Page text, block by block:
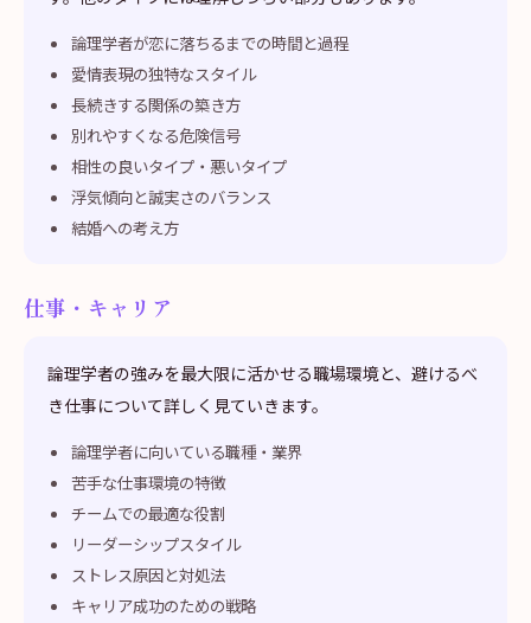
論理学者が恋に落ちるまでの時間と過程
愛情表現の独特なスタイル
長続きする関係の築き方
別れやすくなる危険信号
相性の良いタイプ・悪いタイプ
浮気傾向と誠実さのバランス
結婚への考え方
仕事・キャリア
論理学者の強みを最大限に活かせる職場環境と、避けるべ
き仕事について詳しく見ていきます。
論理学者に向いている職種・業界
苦手な仕事環境の特徴
チームでの最適な役割
リーダーシップスタイル
ストレス原因と対処法
キャリア成功のための戦略